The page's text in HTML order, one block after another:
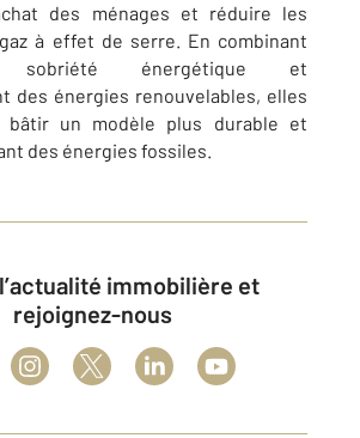
des ménages et réduire les
à effet de serre. En combinant
sobriété énergétique et
des énergies renouvelables, elles
bâtir un modèle plus durable et
des énergies fossiles.
rejoignez-nous